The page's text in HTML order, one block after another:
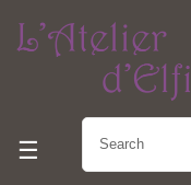
Toggle navigation
☰